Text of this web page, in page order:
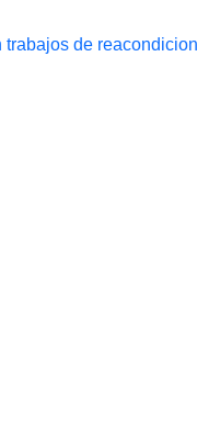
trabajos de